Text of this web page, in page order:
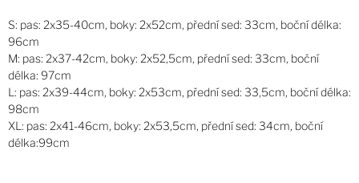
S: pas: 2x35-40cm, boky: 2x52cm, přední sed: 33cm, boční délka:
96cm
M: pas: 2x37-42cm, boky: 2x52,5cm, přední sed: 33cm, boční
délka: 97cm
L: pas: 2x39-44cm, boky: 2x53cm, přední sed: 33,5cm, boční délka:
98cm
XL: pas: 2x41-46cm, boky: 2x53,5cm, přední sed: 34cm, boční
délka:99cm